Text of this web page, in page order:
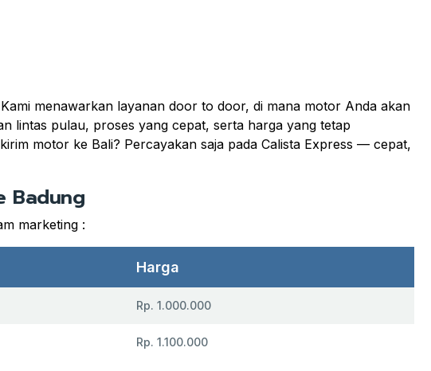
menawarkan layanan door to door, di mana motor Anda akan
lintas pulau, proses yang cepat, serta harga yang tetap
motor ke Bali? Percayakan saja pada Calista Express — cepat,
Badung
marketing :
Harga
Rp. 1.000.000
Rp. 1.100.000